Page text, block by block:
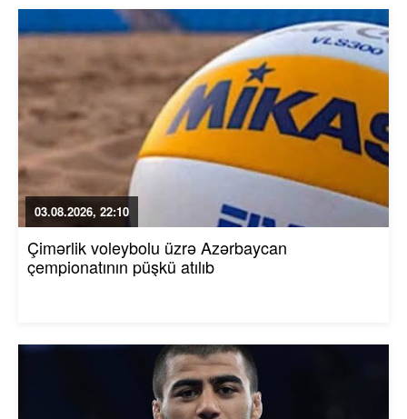
03.08.2026, 22:10
Çimərlik voleybolu üzrə Azərbaycan
çempionatının püşkü atılıb